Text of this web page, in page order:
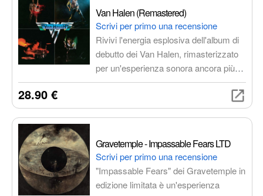
autorizzati.
Van Halen (Remastered)
Scrivi per primo una recensione
Rivivi l'energia esplosiva dell'album di
debutto dei Van Halen, rimasterizzato
per un'esperienza sonora ancora più
potente e coinvolgente. Un concentrato
indimenticabili, con brani iconici come
Talkin' 'Bout Love.
28.90 €
Gravetemple - Impassable Fears LTD
Scrivi per primo una recensione
"Impassable Fears" dei Gravetemple in
edizione limitata è un'esperienza